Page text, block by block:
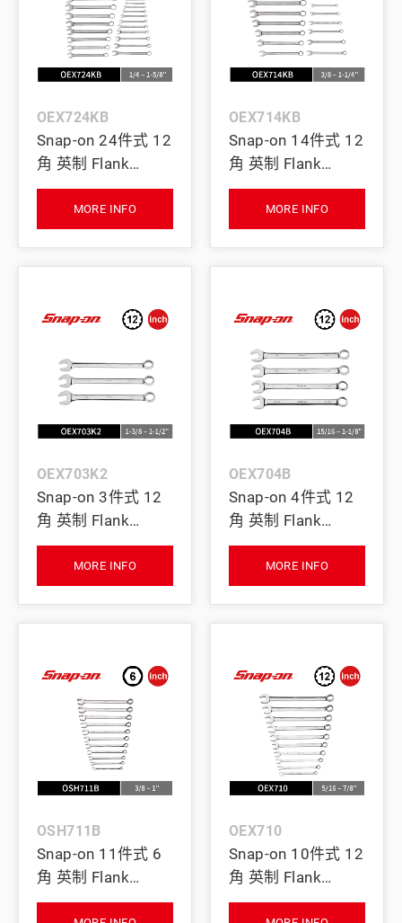
OEX724KB
Snap-on 24件式 12
角 英制 Flank
Drive® 梅開扳手組
(1/4–1-5/8")
MORE INFO
OEX714KB
Snap-on 14件式 12
角 英制 Flank
Drive® 梅開扳手組
(3/8–1-1/8" 、 1-
1/4")
MORE INFO
OEX703K2
Snap-on 3件式 12
角 英制 Flank
Drive® 梅開扳手組
(1-3/8–1-1/2")
MORE INFO
OEX704B
Snap-on 4件式 12
角 英制 Flank
Drive® 梅開扳手組
(15/16–1-1/8")
MORE INFO
OSH711B
Snap-on 11件式 6
角 英制 Flank
Drive® 梅開扳手組
OEX710
Snap-on 10件式 12
角 英制 Flank
Drive® 梅開扳手組